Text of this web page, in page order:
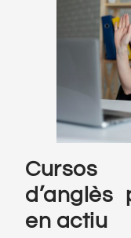
Cursos
en actiu